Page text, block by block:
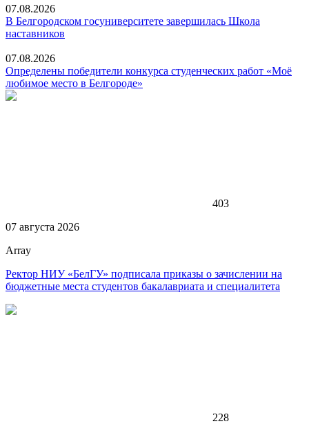
07.08.2026
В Белгородском госуниверситете завершилась Школа
наставников
07.08.2026
Определены победители конкурса студенческих работ «Моё
любимое место в Белгороде»
403
07 августа 2026
Array
Ректор НИУ «БелГУ» подписала приказы о зачислении на
бюджетные места студентов бакалавриата и специалитета
228